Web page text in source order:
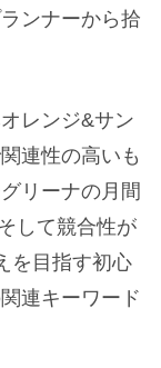
ンナーから拾
レンジ&サン
連性の高いも
リーナの月間
して競合性が
を目指す初心
連キーワード